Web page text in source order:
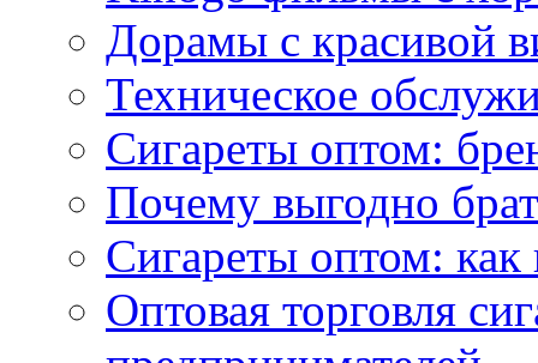
Дорамы с красивой
Техническое
Сигареты оптом:
Почему выгодно
Сигареты оптом: как
Оптовая торговля